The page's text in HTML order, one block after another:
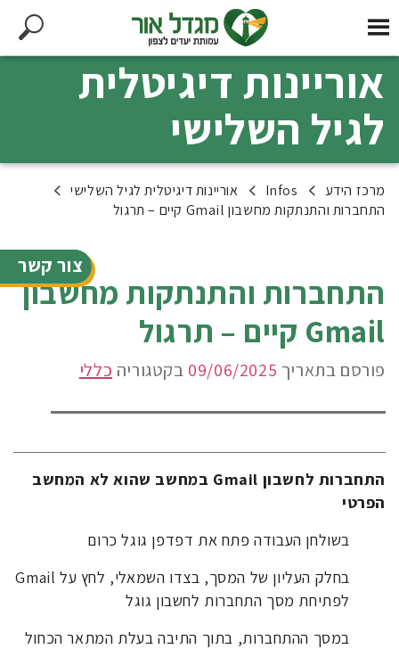
צור קשר
אוריינות דיגיטלית
לגיל השלישי
מרכז הידע Infos
אוריינות דיגיטלית לגיל השלישי
התחברות והתנתקות מחשבון Gmail קיים – תרגול
התחברות והתנתקות מחשבון
Gmail קיים – תרגול
פורסם בתאריך 09/06/2025 בקטגוריה כללי
התחברות לחשבון Gmail במחשב שהוא לא המחשב
הפרטי
בשולחן העבודה פתח את דפדפן גוגל כרום
בחלק העליון של המסך, בצדו השמאלי, לחץ על Gmail
לפתיחת מסך התחברות לחשבון גוגל
במסך ההתחברות, בתוך התיבה בעלת המתאר הכחול